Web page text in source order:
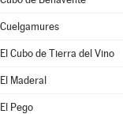
Cuelgamures
El Cubo de Tierra del Vino
El Maderal
El Pego